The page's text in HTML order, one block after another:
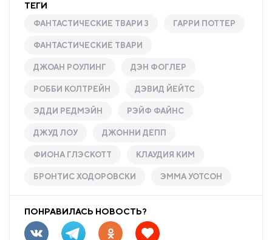
ТЕГИ
ФАНТАСТИЧЕСКИЕ ТВАРИ 3 ГАРРИ ПОТТЕР
ФАНТАСТИЧЕСКИЕ ТВАРИ
ДЖОАН РОУЛИНГ ДЭН ФОГЛЕР
РОББИ КОЛТРЕЙН ДЭВИД ЙЕЙТС
ЭДДИ РЕДМЭЙН РЭЙФ ФАЙНС
ДЖУД ЛОУ ДЖОННИ ДЕПП
ФИОНА ГЛЭСКОТТ КЛАУДИЯ КИМ
БРОНТИС ХОДОРОВСКИ ЭММА УОТСОН
ПОНРАВИЛАСЬ НОВОСТЬ?